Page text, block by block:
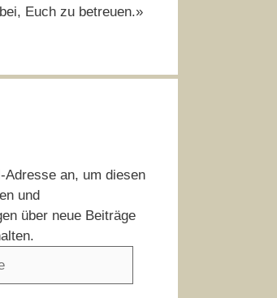
Euch zu betreuen.»
Adresse an, um diesen
und
über neue Beiträge